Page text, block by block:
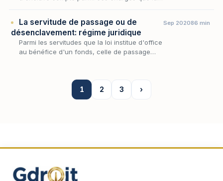
d'accès suffisant…
La servitude de passage ou de
désenclavement: régime juridique
Parmi les servitudes que la loi institue d'office
au bénéfice d'un fonds, celle de passage
Sep 202086 min
1 2 3 ›